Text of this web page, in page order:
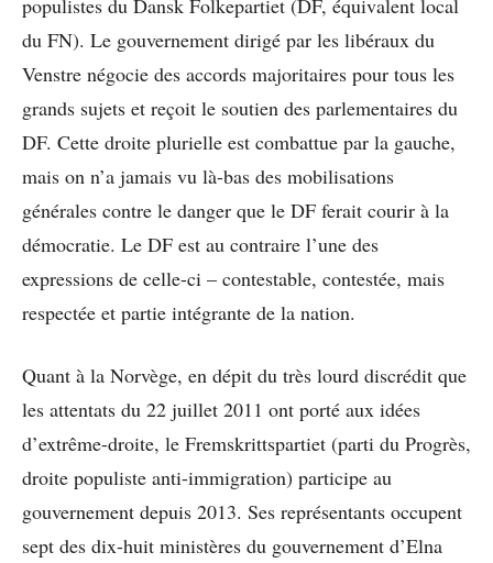
populistes du Dansk Folkepartiet (DF, équivalent local
du FN). Le gouvernement dirigé par les libéraux du
Venstre négocie des accords majoritaires pour tous les
grands sujets et reçoit le soutien des parlementaires du
DF. Cette droite plurielle est combattue par la gauche,
mais on n’a jamais vu là-bas des mobilisations
générales contre le danger que le DF ferait courir à la
démocratie. Le DF est au contraire l’une des
expressions de celle-ci – contestable, contestée, mais
respectée et partie intégrante de la nation.
Quant à la Norvège, en dépit du très lourd discrédit que
les attentats du 22 juillet 2011 ont porté aux idées
d’extrême-droite, le Fremskrittspartiet (parti du Progrès,
droite populiste anti-immigration) participe au
gouvernement depuis 2013. Ses représentants occupent
sept des dix-huit ministères du gouvernement d’Elna